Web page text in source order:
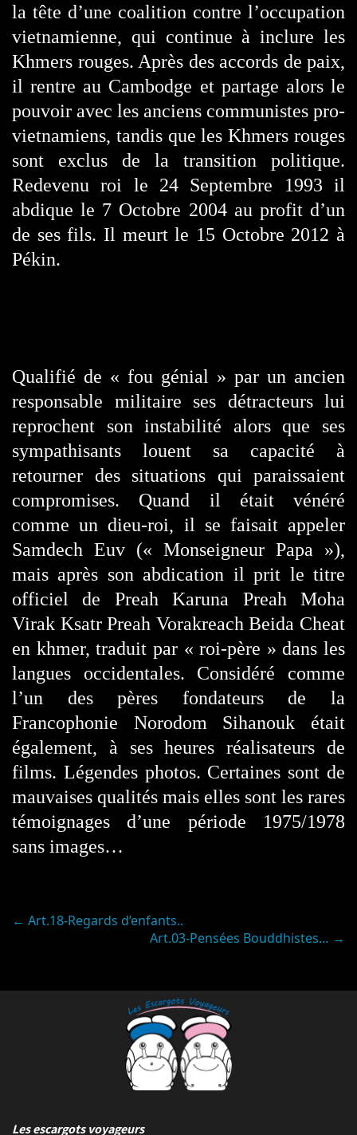
la tête d’une coalition contre l’occupation
vietnamienne, qui continue à inclure les
Khmers rouges. Après des accords de paix,
il rentre au Cambodge et partage alors le
pouvoir avec les anciens communistes pro-
vietnamiens, tandis que les Khmers rouges
sont exclus de la transition politique.
Redevenu roi le 24 Septembre 1993 il
abdique le 7 Octobre 2004 au profit d’un
de ses fils. Il meurt le 15 Octobre 2012 à
Pékin.
Qualifié de « fou génial » par un ancien
responsable militaire ses détracteurs lui
reprochent son instabilité alors que ses
sympathisants louent sa capacité à
retourner des situations qui paraissaient
compromises. Quand il était vénéré
comme un dieu-roi, il se faisait appeler
Samdech Euv (« Monseigneur Papa »),
mais après son abdication il prit le titre
officiel de Preah Karuna Preah Moha
Virak Ksatr Preah Vorakreach Beida Cheat
en khmer, traduit par « roi-père » dans les
langues occidentales. Considéré comme
l’un des pères fondateurs de la
Francophonie Norodom Sihanouk était
également, à ses heures réalisateurs de
films. Légendes photos. Certaines sont de
mauvaises qualités mais elles sont les rares
témoignages d’une période 1975/1978
sans images…
Post
← Art.18-Regards d’enfants..
Art.03-Pensées Bouddhistes… →
Les escargots voyageurs